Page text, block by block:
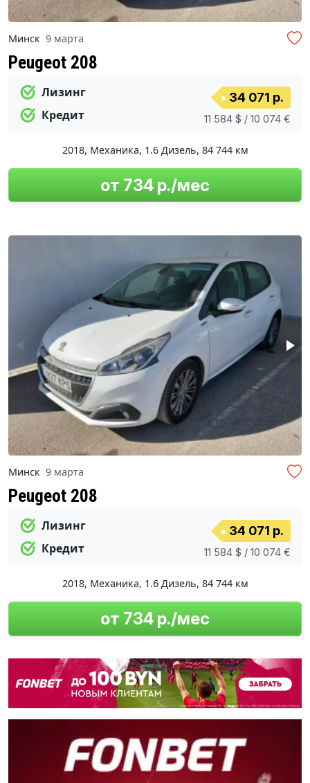
Минск 9 марта
Peugeot 208
Лизинг
Кредит
34 071 р.
11 584 $ / 10 074 €
2018, Механика, 1.6 Дизель, 84 744 км
от 734 р./мес
Минск 9 марта
Peugeot 208
Лизинг
Кредит
34 071 р.
11 584 $ / 10 074 €
2018, Механика, 1.6 Дизель, 84 744 км
от 734 р./мес